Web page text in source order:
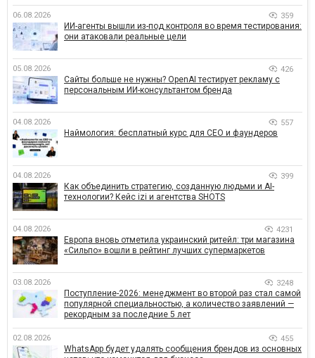
06.08.2026 359
ИИ-агенты вышли из-под контроля во время тестирования:
они атаковали реальные цели
05.08.2026 426
Сайты больше не нужны? OpenAI тестирует рекламу с
персональным ИИ-консультантом бренда
04.08.2026 557
Наймология: бесплатный курс для CEO и фаундеров
04.08.2026 399
Как объединить стратегию, созданную людьми и AI-
технологии? Кейс izi и агентства SHOTS
04.08.2026 4231
Европа вновь отметила украинский ритейл: три магазина
«Сильпо» вошли в рейтинг лучших супермаркетов
03.08.2026 3248
Поступление-2026: менеджмент во второй раз стал самой
популярной специальностью, а количество заявлений —
рекордным за последние 5 лет
02.08.2026 455
WhatsApp будет удалять сообщения брендов из основных